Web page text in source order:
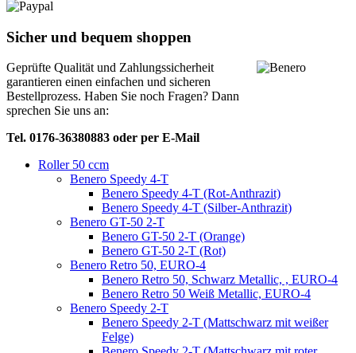
Sicher und bequem shoppen
Geprüfte Qualität und Zahlungssicherheit
garantieren einen einfachen und sicheren
Bestellprozess. Haben Sie noch Fragen? Dann
sprechen Sie uns an:
Tel. 0176-36380883 oder per E-Mail
Roller 50 ccm
Benero Speedy 4-T
Benero Speedy 4-T (Rot-Anthrazit)
Benero Speedy 4-T (Silber-Anthrazit)
Benero GT-50 2-T
Benero GT-50 2-T (Orange)
Benero GT-50 2-T (Rot)
Benero Retro 50, EURO-4
Benero Retro 50, Schwarz Metallic, , EURO-4
Benero Retro 50 Weiß Metallic, EURO-4
Benero Speedy 2-T
Benero Speedy 2-T (Mattschwarz mit weißer
Felge)